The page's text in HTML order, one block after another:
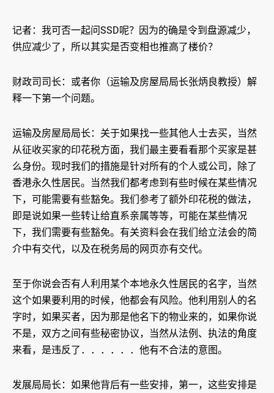
记者：我可否一起问SSD呢？因为的确是令到盘源减少，
供应减少了，所以其实是否变相也推高了楼价？
财政司司长：或者你（运输及房屋局局长张炳良教授）解
释一下第一个问题。
运输及房屋局局长：关于如果找一些其他人士去买，当然
从征收买家的印花税方面，我们最主要看看那个买家是甚
么身份。现时我们的措施是针对所有的个人或公司，除了
香港永久性居民。当然我们都考虑到有些时候在某些情况
下，可能需要有些豁免。我们参考了额外印花税的做法，
即是说如果一些转让给直系亲属等等，可能在某些情况
下，我们需要有些豁免。有关资料会在我们给立法会的简
介中有交代，以及在税务局的网页亦有交代。
至于你说会否有人利用某个本地永久性居民的名字，当然
这个如果要利用的时候，他都会有风险。他利用别人的名
字时，如果买者，因为那是他名下的物业来的，如果你说
不是，双方之间有些秘密协议，当然从法例、执法的角度
来看，是违反了．．．．．．他有不合法的意图。
发展局局长：如果他背后有一些安排，第一，这些安排是